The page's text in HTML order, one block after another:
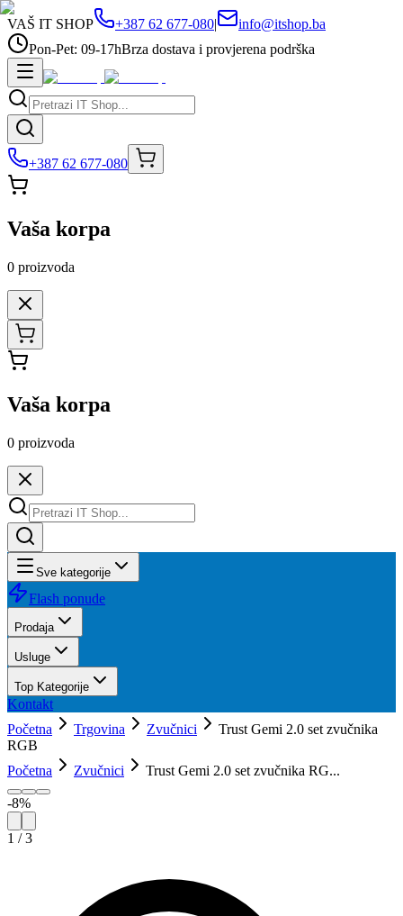
VAŠ IT SHOP +387 62 677-080|
info@itshop.ba
Pon-Pet: 09-17hBrza dostava i provjerena podrška
+387 62 677-080
Vaša korpa
0 proizvoda
Vaša korpa
0 proizvoda
Sve kategorije
Flash ponude
Prodaja
Usluge
Top Kategorije
Kontakt
Početna
Trgovina Zvučnici
Trust Gemi 2.0 set zvučnika
RGB
Početna
Zvučnici Trust Gemi 2.0 set zvučnika RG...
-8%
1 /3